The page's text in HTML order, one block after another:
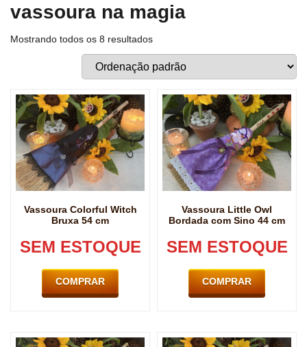
vassoura na magia
Mostrando todos os 8 resultados
Vassoura Colorful Witch
Bruxa 54 cm
SEM ESTOQUE
COMPRAR
Vassoura Little Owl
Bordada com Sino 44 cm
SEM ESTOQUE
COMPRAR